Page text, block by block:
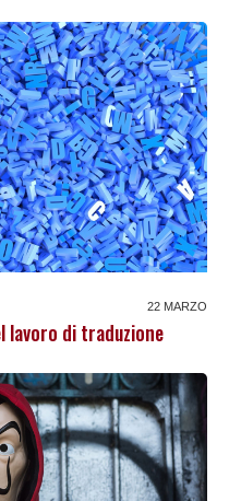
22 MARZO
lavoro di traduzione